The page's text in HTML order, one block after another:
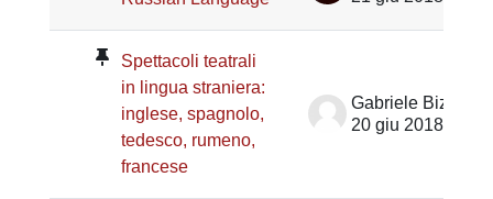
Spettacoli teatrali
in lingua straniera:
inglese, spagnolo,
tedesco, rumeno,
francese
Gabriele Bizzarri
20 giu 2018